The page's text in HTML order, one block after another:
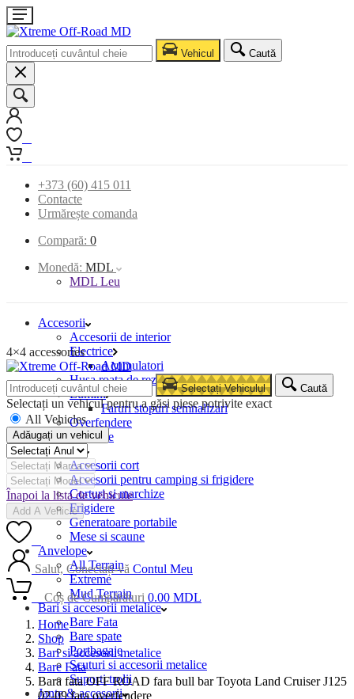
Vehicul Caută
+373 (60) 415 011
Contacte
Urmărește comanda
Compară: 0
Monedă: MDL
MDL Leu
Accesorii
Accesorii de interior
Electrice
Acumulatori
Husa roata de rezerva
Lumini
Faruri stopuri semnalizari
Overfendere
Snorkele
Camping
Accesorii cort
Accesorii pentru camping si frigidere
Corturi si marchize
Frigidere
Generatoare portabile
Mese si scaune
Anvelope
All Terrain
Extreme
Mud Terrain
Bari si accesorii metalice
Bare Fata
Bare spate
Portbagaje
Scuturi si accesorii metalice
Suporti trolii
Jante & accesorii
4×4 accessories
Selectați Vehiculul Caută
Selectați un vehicul pentru a găsi piese potrivite exact
All Vehicles
Adăugați un vehicul
Înapoi la lista de vehicule
Add A Vehicle
Salut, Conectați-vă Contul Meu
Coș de Cumpărături 0.00 MDL
Home
Shop
Bari si accesorii metalice
Bare Fata
Bara fata OFF ROAD fara bull bar Toyota Land Cruiser J125
02-09 fara overfendere